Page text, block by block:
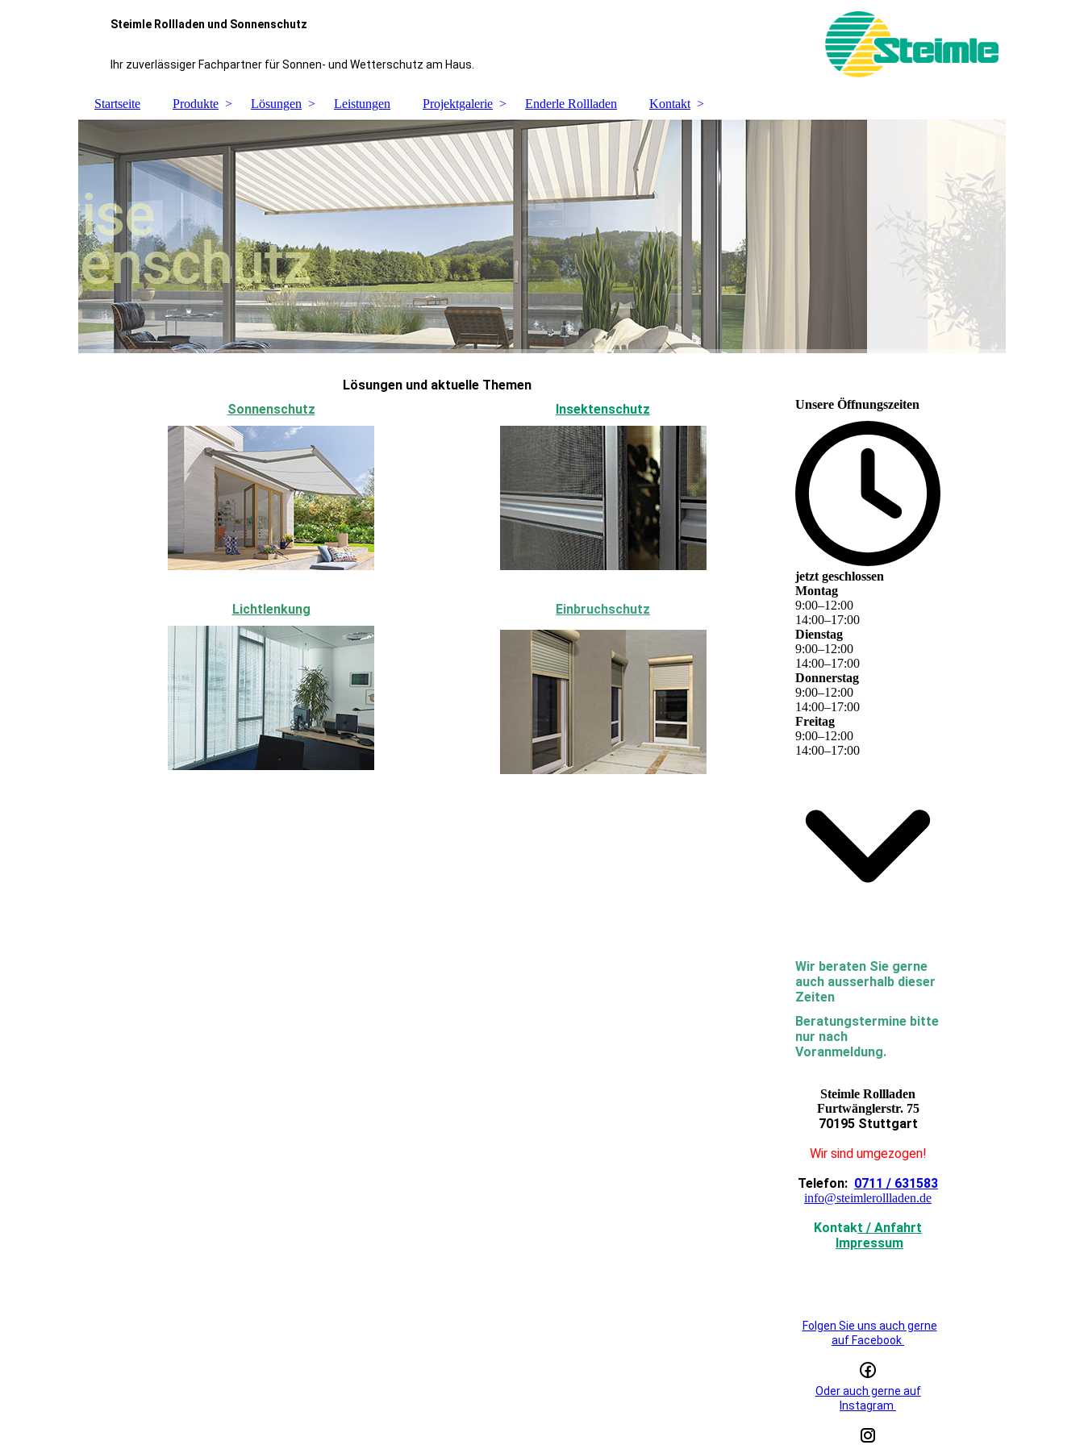
Steimle Rollladen und Sonnenschutz
Ihr zuverlässiger Fachpartner für Sonnen- und Wetterschutz am Haus.
Startseite Produkte Lösungen Leistungen Projektgalerie Enderle Rollladen Kontakt
Lösungen und aktuelle Themen
Sonnenschutz
Insektenschutz
Lichtlenkung Einbruchschutz
Unsere Öffnungszeiten
jetzt geschlossen
Montag
9:00–12:00
14:00–17:00
Dienstag
9:00–12:00
14:00–17:00
Donnerstag
9:00–12:00
14:00–17:00
Freitag
9:00–12:00
14:00–17:00
Wir beraten Sie gerne
auch ausserhalb dieser
Zeiten
Beratungstermine bitte
nur nach
Voranmeldung.
Steimle Rollladen
Furtwänglerstr. 75
70195 Stuttgart
Wir sind umgezogen!
Telefon: 0711 / 631583
info@steimlerollladen.de
Kontakt / Anfahrt
Impressum
Folgen Sie uns auch gerne
auf Facebook
Oder auch gerne auf
Instagram